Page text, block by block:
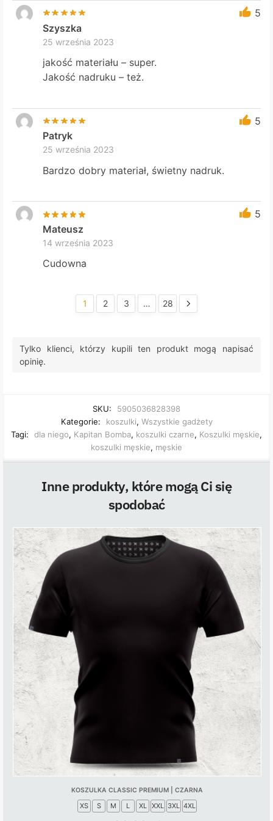
5
Szyszka
25 września 2023
jakość materiału – super.
Jakość nadruku – też.
5
Patryk
25 września 2023
Bardzo dobry materiał, świetny nadruk.
5
Mateusz
14 września 2023
Cudowna
1 2 3 … 28
Tylko klienci, którzy kupili ten produkt mogą napisać
opinię.
SKU:
5905036828398
Kategorie:
koszulki, Wszystkie gadżety
Tagi:
dla niego, Kapitan Bomba, koszulki czarne, Koszulki męskie,
koszulki męskie, męskie
Inne produkty, które mogą Ci się
spodobać
KOSZULKA CLASSIC PREMIUM | CZARNA
XS S M L XL XXL 3XL 4XL